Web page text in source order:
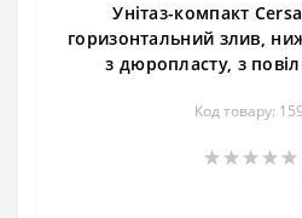
Унітаз-компакт
горизонтальний злив,
з дюропласту, з
Код товару: